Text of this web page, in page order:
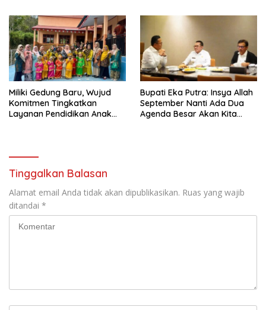
Miliki Gedung Baru, Wujud
Komitmen Tingkatkan
Layanan Pendidikan Anak
Bupati Eka Putra: Insya Allah
September Nanti Ada Dua
Agenda Besar Akan Kita
Tinggalkan Balasan
Alamat email Anda tidak akan dipublikasikan. Ruas yang wajib
ditandai *